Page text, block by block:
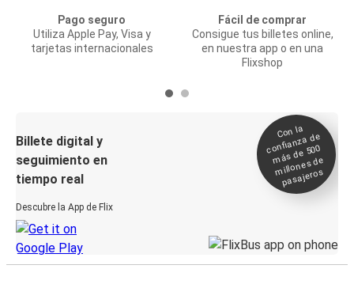
Pago seguro
Utiliza Apple Pay, Visa y
tarjetas internacionales
Fácil de comprar
Consigue tus billetes online,
en nuestra app o en una
Flixshop
Billete digital y
seguimiento en
tiempo real
Descubre la App de Flix
Con la
confianza de
más de 500
millones de
pasajeros